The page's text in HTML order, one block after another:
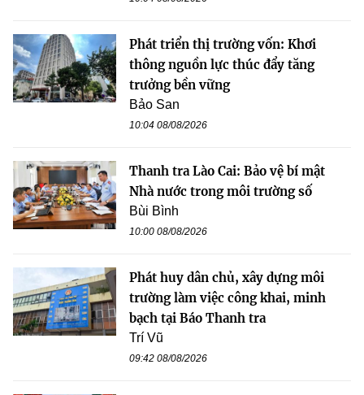
Phát triển thị trường vốn: Khơi
thông nguồn lực thúc đẩy tăng
trưởng bền vững
Bảo San
10:04 08/08/2026
Thanh tra Lào Cai: Bảo vệ bí mật
Nhà nước trong môi trường số
Bùi Bình
10:00 08/08/2026
Phát huy dân chủ, xây dựng môi
trường làm việc công khai, minh
bạch tại Báo Thanh tra
Trí Vũ
09:42 08/08/2026